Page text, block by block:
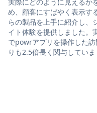
め、顧客にすばやく表示す
らの製品を上手に紹介し、
イト体験を提供しました
でpowrアプリを操作した
りも2.5倍長く関与していま